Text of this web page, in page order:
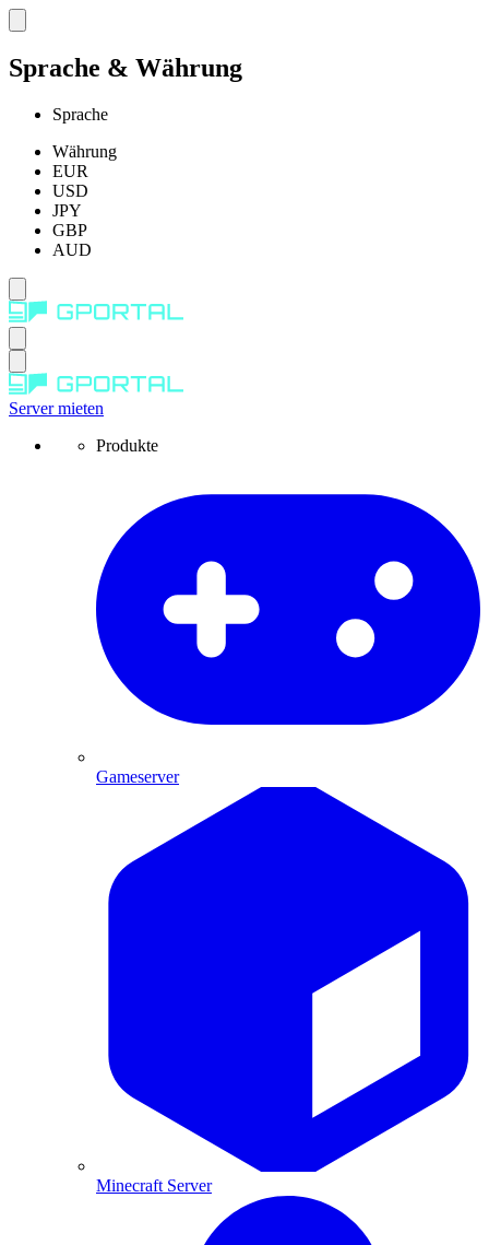
Sprache & Währung
Sprache
Währung
EUR
USD
JPY
GBP
AUD
Server mieten
Produkte
Gameserver
Minecraft Server